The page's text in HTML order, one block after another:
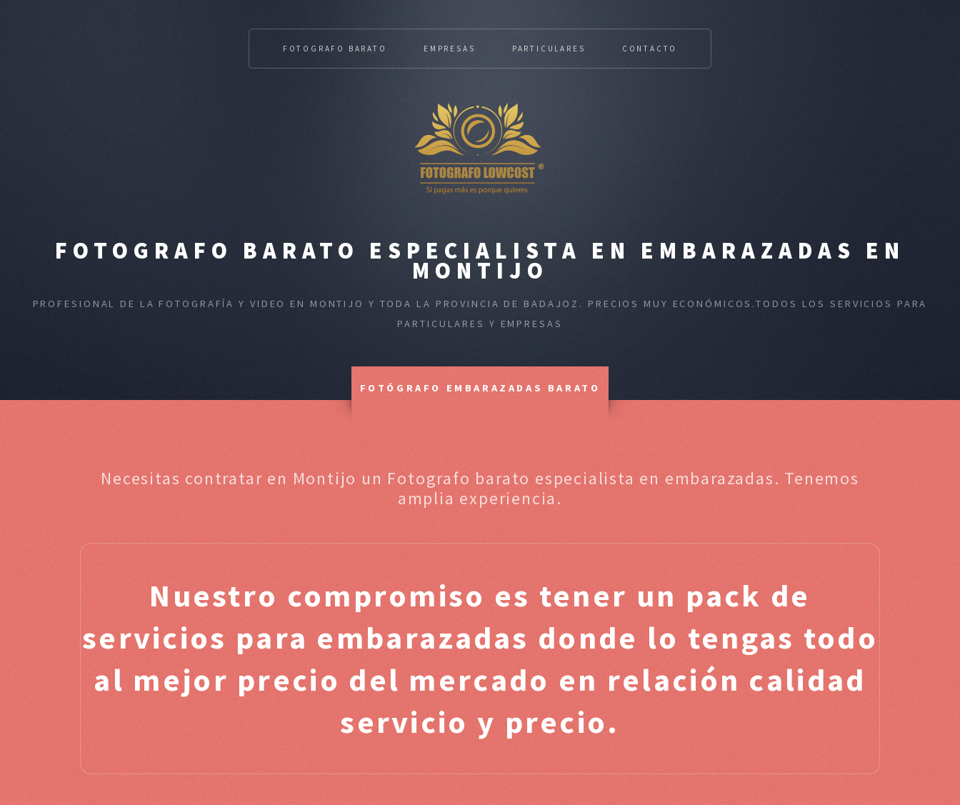
FOTOGRAFO BARATO ESPECIALISTA EN EMBARAZADAS EN
MONTIJO
PROFESIONAL DE LA FOTOGRAFÍA Y VIDEO EN MONTIJO Y TODA LA PROVINCIA DE BADAJOZ. PRECIOS MUY ECONÓMICOS.TODOS LOS SERVICIOS PARA
PARTICULARES Y EMPRESAS
FOTOGRAFO BARATO EMPRESAS PARTICULARES CONTACTO
FOTÓGRAFO EMBARAZADAS BARATO
Necesitas contratar en Montijo un Fotografo barato especialista en embarazadas. Tenemos
amplia experiencia.
Nuestro compromiso es tener un pack de
servicios para embarazadas donde lo tengas todo
al mejor precio del mercado en relación calidad
servicio y precio.